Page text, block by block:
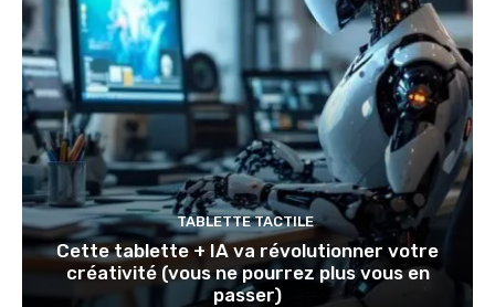
TABLETTE TACTILE
Cette tablette + IA va révolutionner votre
créativité (vous ne pourrez plus vous en
passer)